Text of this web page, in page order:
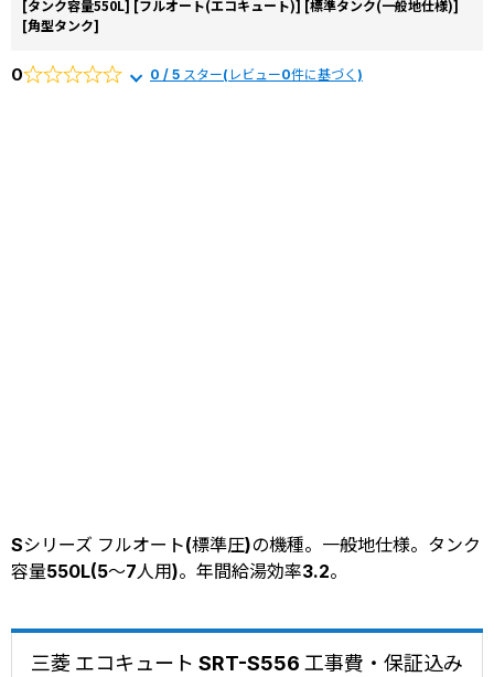
[タンク容量550L] [フルオート(エコキュート)] [標準タンク(一般地仕様)]
[角型タンク]
0 0 / 5 スター(レビュー0件に基づく)
Sシリーズ フルオート(標準圧)の機種。一般地仕様。タンク
容量550L(5～7人用)。年間給湯効率3.2。
三菱 エコキュート SRT-S556 工事費・保証込み